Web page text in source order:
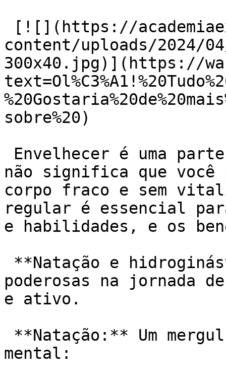
content/uploads/2024/
300x40.jpg)](https://
sobre%20)
não significa que você
corpo fraco e sem
regular é essencial
e habilidades, e os
poderosas na jornada
e ativo.
mental: